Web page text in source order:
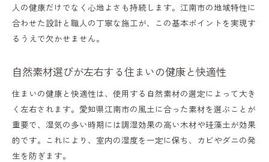
人の健康だけでなく心地よさも持続します。江南市の地域特性に
合わせた設計と職人の丁寧な施工が、この基本ポイントを実現す
るうえで欠かせません。
自然素材選びが左右する住まいの健康と快適性
住まいの健康と快適性は、使用する自然素材の選定によって大き
く左右されます。愛知県江南市の風土に合った素材を選ぶことが
重要で、湿気の多い時期には調湿効果の高い木材や珪藻土が効果
的です。これにより、室内の湿度を一定に保ち、カビやダニの発
生を防ぎます。